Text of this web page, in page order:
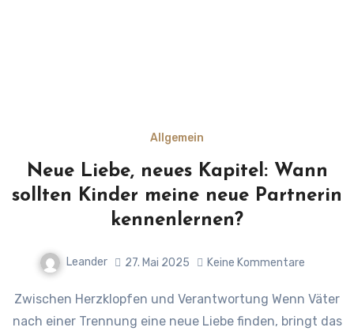
Allgemein
Neue Liebe, neues Kapitel: Wann
sollten Kinder meine neue Partnerin
kennenlernen?
Leander 27. Mai 2025 Keine Kommentare
Zwischen Herzklopfen und Verantwortung Wenn Väter
nach einer Trennung eine neue Liebe finden, bringt das